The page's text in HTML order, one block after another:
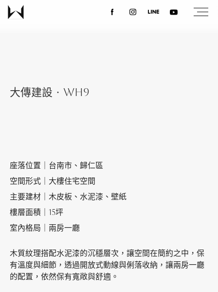
加盟徵才
大傳建設‧WH9
座落位置｜台南市、歸仁區
空間形式｜大樓住宅空間
主要建材｜木皮板、水泥漆、壁紙
樓層面積｜15坪
室內格局｜兩房一廳
木質紋理搭配水泥漆的沉穩層次，讓空間在簡約之中，保
有溫度與細節，透過開放式動線與俐落收納，讓兩房一廳
的配置，依然保有寬敞與舒適。